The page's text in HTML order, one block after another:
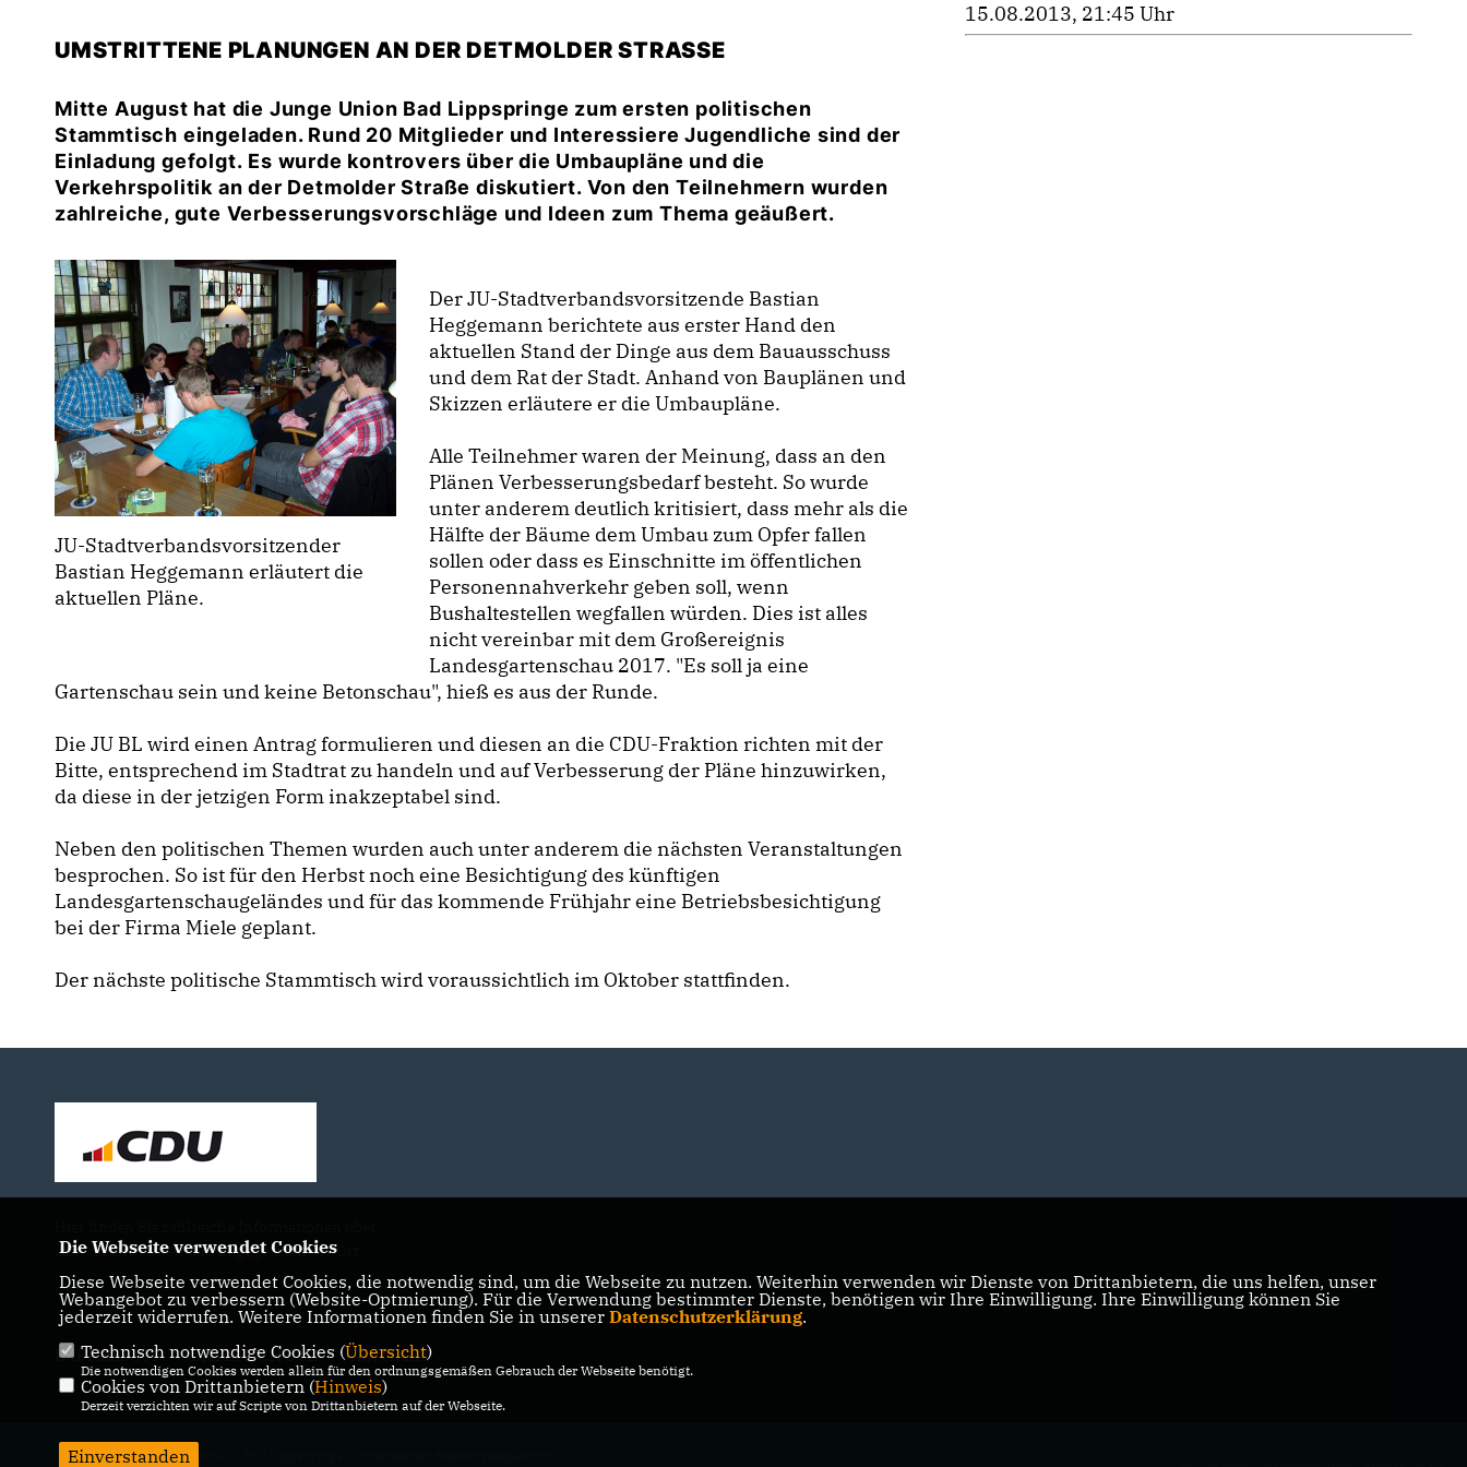
UMSTRITTENE PLANUNGEN AN DER DETMOLDER STRASSE
Mitte August hat die Junge Union Bad Lippspringe zum ersten politischen
Stammtisch eingeladen. Rund 20 Mitglieder und Interessiere Jugendliche sind der
Einladung gefolgt. Es wurde kontrovers über die Umbaupläne und die
Verkehrspolitik an der Detmolder Straße diskutiert. Von den Teilnehmern wurden
zahlreiche, gute Verbesserungsvorschläge und Ideen zum Thema geäußert.
JU-Stadtverbandsvorsitzender
Bastian Heggemann erläutert die
aktuellen Pläne.
Der JU-Stadtverbandsvorsitzende Bastian
Heggemann berichtete aus erster Hand den
aktuellen Stand der Dinge aus dem Bauausschuss
und dem Rat der Stadt. Anhand von Bauplänen und
Skizzen erläutere er die Umbaupläne.
Alle Teilnehmer waren der Meinung, dass an den
Plänen Verbesserungsbedarf besteht. So wurde
unter anderem deutlich kritisiert, dass mehr als die
Hälfte der Bäume dem Umbau zum Opfer fallen
sollen oder dass es Einschnitte im öffentlichen
Personennahverkehr geben soll, wenn
Bushaltestellen wegfallen würden. Dies ist alles
nicht vereinbar mit dem Großereignis
Landesgartenschau 2017. "Es soll ja eine
Gartenschau sein und keine Betonschau", hieß es aus der Runde.
Die JU BL wird einen Antrag formulieren und diesen an die CDU-Fraktion richten mit der
Bitte, entsprechend im Stadtrat zu handeln und auf Verbesserung der Pläne hinzuwirken,
da diese in der jetzigen Form inakzeptabel sind.
Neben den politischen Themen wurden auch unter anderem die nächsten Veranstaltungen
besprochen. So ist für den Herbst noch eine Besichtigung des künftigen
Landesgartenschaugeländes und für das kommende Frühjahr eine Betriebsbesichtigung
bei der Firma Miele geplant.
Der nächste politische Stammtisch wird voraussichtlich im Oktober stattfinden.
15.08.2013, 21:45 Uhr
uns, unsere Arbeit und Engagement vor Ort.
IMPRESSUM DATENSCHUTZ KONTAKT
@2026 CDU Stadtverband Bad Lippspringe - Vorsitzender Bastian Heggemann
Die Webseite verwendet Cookies
Diese Webseite verwendet Cookies, die notwendig sind, um die Webseite zu nutzen. Weiterhin verwenden wir Dienste von Drittanbietern, die uns helfen, unser
Webangebot zu verbessern (Website-Optmierung). Für die Verwendung bestimmter Dienste, benötigen wir Ihre Einwilligung. Ihre Einwilligung können Sie
jederzeit widerrufen. Weitere Informationen finden Sie in unserer Datenschutzerklärung.
Technisch notwendige Cookies (Übersicht)
Die notwendigen Cookies werden allein für den ordnungsgemäßen Gebrauch der Webseite benötigt.
Cookies von Drittanbietern (Hinweis)
Derzeit verzichten wir auf Scripte von Drittanbietern auf der Webseite.
Einverstanden